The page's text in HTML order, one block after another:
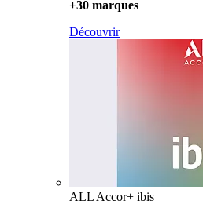
+30 marques
Découvrir
ALL Accor+ ibis